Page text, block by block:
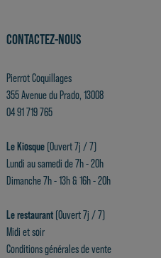
CONTACTEZ-NOUS
Pierrot Coquillages
355 Avenue du Prado, 13008
04 91 719 765
Le Kiosque (Ouvert 7j / 7)
Lundi au samedi de 7h - 20h
Dimanche 7h - 13h & 16h - 20h
Le restaurant (Ouvert 7j / 7)
Midi et soir
Conditions générales de vente